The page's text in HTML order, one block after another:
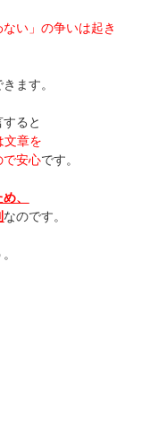
い」の争いは起き
きます。
ると
文章を
安心です。
、
なのです。